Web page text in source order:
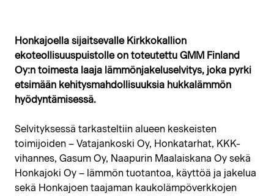
Honkajoella sijaitsevalle Kirkkokallion
ekoteollisuuspuistolle on toteutettu GMM Finland
Oy:n toimesta laaja lämmönjakeluselvitys, joka pyrki
etsimään kehitysmahdollisuuksia hukkalämmön
hyödyntämisessä.
Selvityksessä tarkasteltiin alueen keskeisten
toimijoiden – Vatajankoski Oy, Honkatarhat, KKK-
vihannes, Gasum Oy, Naapurin Maalaiskana Oy sekä
Honkajoki Oy – lämmön tuotantoa, käyttöä ja jakelua
sekä Honkajoen taajaman kaukolämpöverkkojen